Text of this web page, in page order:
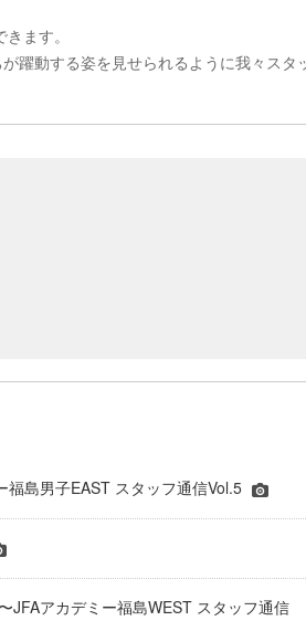
ます。
躍動する姿を見せられるように我々スタ
島男子EAST スタッフ通信Vol.5
アカデミー福島WEST スタッフ通信